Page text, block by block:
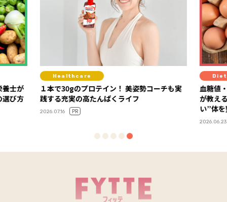
養士が
び方
Healthcare
１本で30gのプロテイン！ 美姿勢コーチも実
践する充実の高たんぱくライフ
2026.07.16 PR
Diet
血糖値
が教え
い”体
2026.06.23